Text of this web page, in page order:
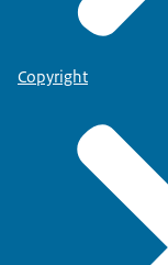
Copyright